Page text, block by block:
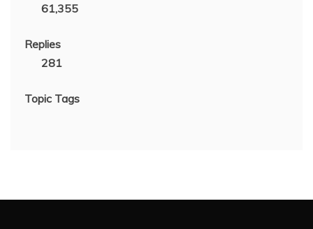
61,355
Replies
281
Topic Tags